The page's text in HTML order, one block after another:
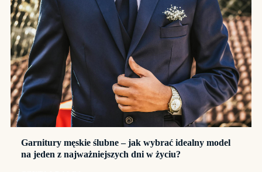
Garnitury męskie ślubne – jak wybrać idealny model
na jeden z najważniejszych dni w życiu?